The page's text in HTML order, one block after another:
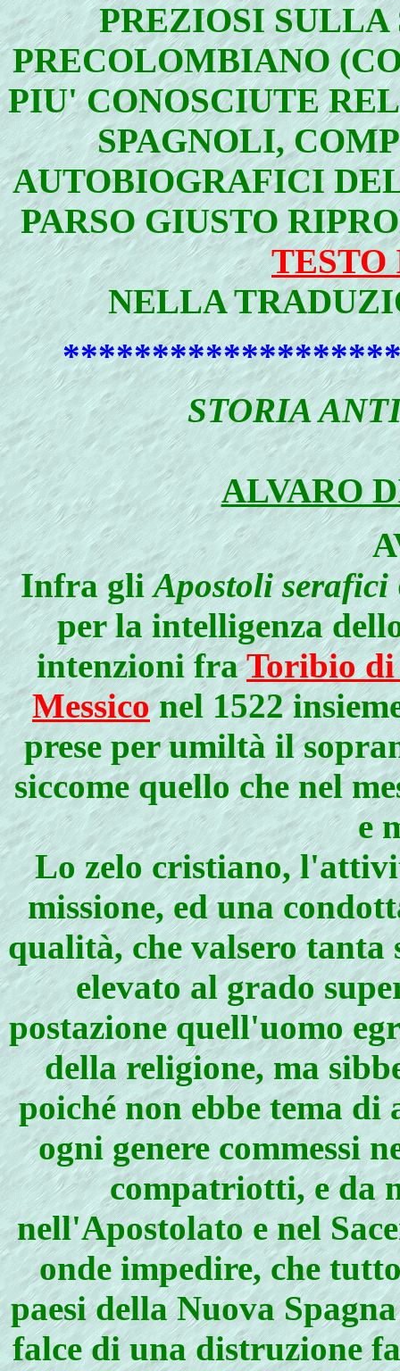
PREZIOSI SULLA
PRECOLOMBIANO
PIU' CONOSCIUTE
SPAGNOLI,
AUTOBIOGRAFICI
PARSO GIUSTO
NELLA
STORIA
ALVARO
Infra gliApostoli serafici
per la intelligenza
intenzioni fraToribio di
Messiconel 1522
prese per umiltà il
siccome quello che nel
e
Lo zelo cristiano,
missione, ed una
qualità, che valsero
elevato al grado
postazione quell'uomo
della religione, ma
poiché non ebbe tema
ogni genere commessi
compatriotti, e da
nell'Apostolato e nel
onde impedire, che
paesi della Nuova
falce di una distruzione